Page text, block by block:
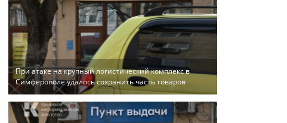
При атаке на крупный логистический комплекс в
Симферополе удалось сохранить часть товаров